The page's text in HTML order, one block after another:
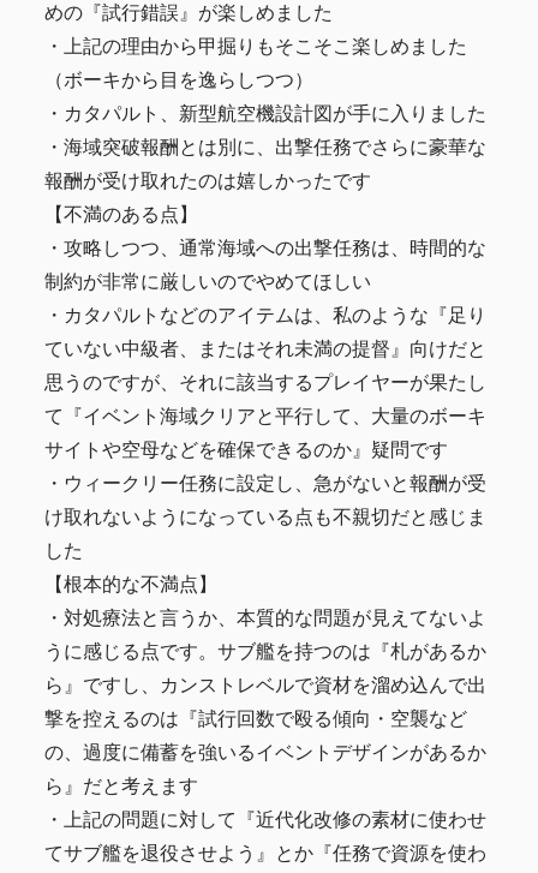
めの『試行錯誤』が楽しめました
・上記の理由から甲掘りもそこそこ楽しめました
（ボーキから目を逸らしつつ）
・カタパルト、新型航空機設計図が手に入りました
・海域突破報酬とは別に、出撃任務でさらに豪華な
報酬が受け取れたのは嬉しかったです
【不満のある点】
・攻略しつつ、通常海域への出撃任務は、時間的な
制約が非常に厳しいのでやめてほしい
・カタパルトなどのアイテムは、私のような『足り
ていない中級者、またはそれ未満の提督』向けだと
思うのですが、それに該当するプレイヤーが果たし
て『イベント海域クリアと平行して、大量のボーキ
サイトや空母などを確保できるのか』疑問です
・ウィークリー任務に設定し、急がないと報酬が受
け取れないようになっている点も不親切だと感じま
した
【根本的な不満点】
・対処療法と言うか、本質的な問題が見えてないよ
うに感じる点です。サブ艦を持つのは『札があるか
ら』ですし、カンストレベルで資材を溜め込んで出
撃を控えるのは『試行回数で殴る傾向・空襲など
の、過度に備蓄を強いるイベントデザインがあるか
ら』だと考えます
・上記の問題に対して『近代化改修の素材に使わせ
てサブ艦を退役させよう』とか『任務で資源を使わ